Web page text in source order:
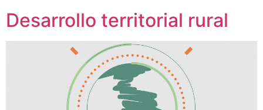
Desarrollo territorial rural